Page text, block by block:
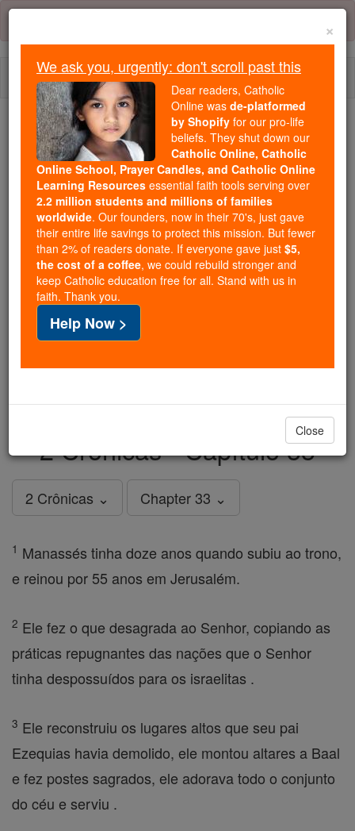
Skip
content
We ask you, urgently: don't scroll past this
Dear readers, Catholic Online
wasde-platformed by Shopify
for our pro-life beliefs. They
shut down ourCatholic
Online, Catholic Online School, Prayer Candles, and
Catholic Online Learning Resourcesessential faith
tools serving over2.2 million students and millions of
families worldwide. Our founders, now in their 70's,
just gave their entire life savings to protect this mission.
But fewer than 2% of readers donate. If everyone gave
just$5, the cost of a coffee, we could rebuild stronger
in faith. Thank you.DONATE TODAY >
2 Crônicas - Capítulo 33
2 Crônicas ⌄ Chapter 33 ⌄
1 Manassés tinha doze anos quando subiu ao trono,
e reinou por 55 anos em Jerusalém.
2 Ele fez o que desagrada ao Senhor, copiando as
práticas repugnantes das nações que o Senhor
tinha despossuídos para os israelitas .
3 Ele reconstruiu os lugares altos que seu pai
Ezequias havia demolido, ele montou altares a Baal
e fez postes sagrados, ele adorava todo o conjunto
do céu e serviu .
×
We ask you, urgently: don't scroll past this
Dear readers, Catholic
Online was de-platformed
by Shopify for our pro-life
beliefs. They shut down our
Catholic Online, Catholic
Online School, Prayer Candles, and Catholic Online
Learning Resources essential faith tools serving over
2.2 million students and millions of families
worldwide. Our founders, now in their 70's, just gave
their entire life savings to protect this mission. But fewer
than 2% of readers donate. If everyone gave just $5,
the cost of a coffee, we could rebuild stronger and
keep Catholic education free for all. Stand with us in
faith. Thank you.
Help Now >
Close